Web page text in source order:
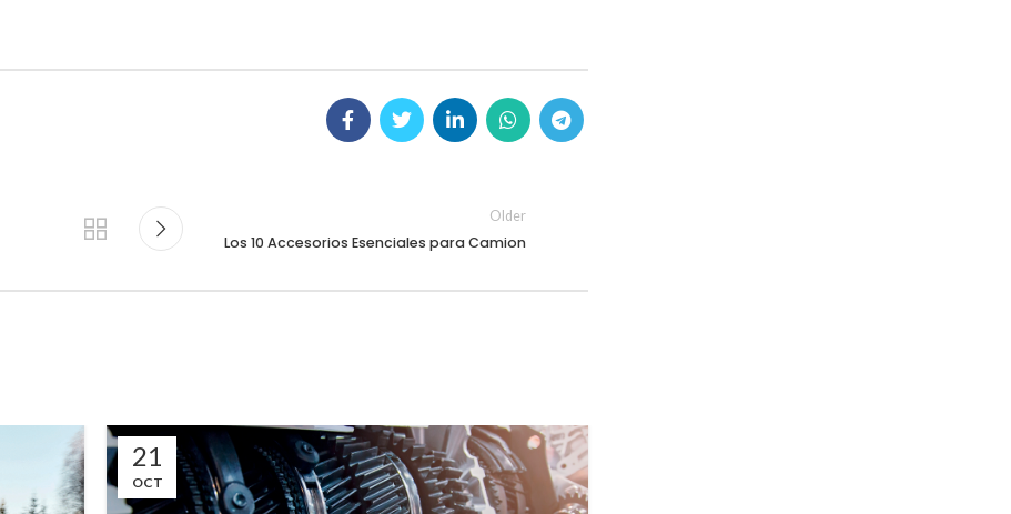
Older
Los 10 Accesorios Esenciales para Camion
21
OCT